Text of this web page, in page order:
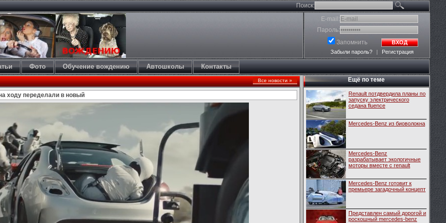
Поиск:
E-mail:
Пароль:
Запомнить
ВХОД
Забыли пароль?
| Регистрация
Фото Обучение вождению Автошколы Контакты
Все новости »
ходу переделали в новый
Ещё по теме
Renault потдвердила планы по
запуску электрического
седана fluence
Mercedes-Benz из биоволокна
Mercedes-Benz
разрабатывает экологичные
моторы вместе с renault
Mercedes-Benz готовит к
премьере загадочный концепт
Представлен самый дорогой и
роскошный mercedes-benz